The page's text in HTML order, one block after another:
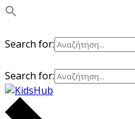
Search for:
Search for: